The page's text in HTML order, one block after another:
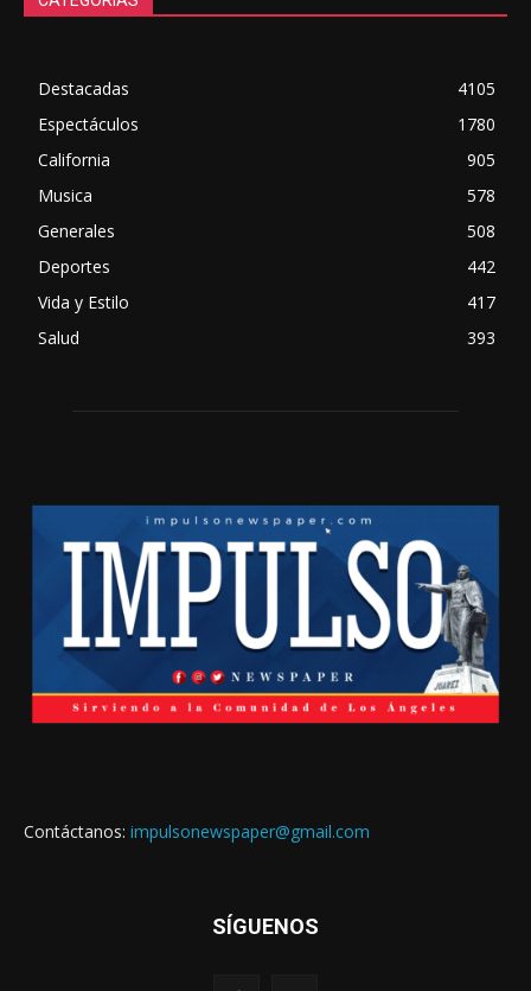
Destacadas
4105
Espectáculos
1780
California
905
Musica
578
Generales
508
Deportes
442
Vida y Estilo
417
Salud
393
Contáctanos: impulsonewspaper@gmail.com
SÍGUENOS